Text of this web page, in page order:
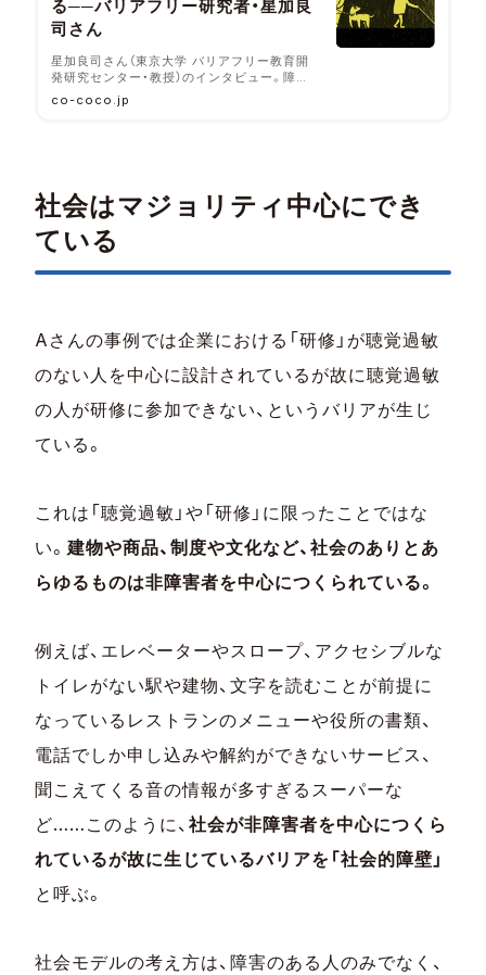
る──バリアフリー研究者・星加良
司さん
星加良司さん（東京大学 バリアフリー教育開
発研究センター・教授）のインタビュー。障害
を「人の心身機能に制約があるから生まれるも
の」と捉える立場（『個人モデル』または『医学
もあわせて、“障害”の歴史的経緯から伺ってい
きました。
co-coco.jp
社会はマジョリティ中心にでき
ている
Aさんの事例では企業における「研修」が聴覚過敏
のない人を中心に設計されているが故に聴覚過敏
の人が研修に参加できない、というバリアが生じ
ている。
これは「聴覚過敏」や「研修」に限ったことではな
い。建物や商品、制度や文化など、社会のありとあ
らゆるものは非障害者を中心につくられている。
例えば、エレベーターやスロープ、アクセシブルな
トイレがない駅や建物、文字を読むことが前提に
なっているレストランのメニューや役所の書類、
電話でしか申し込みや解約ができないサービス、
聞こえてくる音の情報が多すぎるスーパーな
ど……このように、社会が非障害者を中心につくら
れているが故に生じているバリアを「社会的障壁」
と呼ぶ。
社会モデルの考え方は、障害のある人のみでなく、